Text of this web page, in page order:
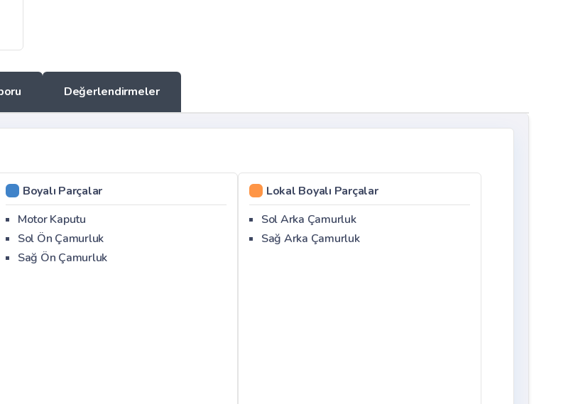
Değerlendirmeler
Boyalı Parçalar
Motor Kaputu
Sol Ön Çamurluk
Sağ Ön Çamurluk
Lokal Boyalı Parçalar
Sol Arka Çamurluk
Sağ Arka Çamurluk